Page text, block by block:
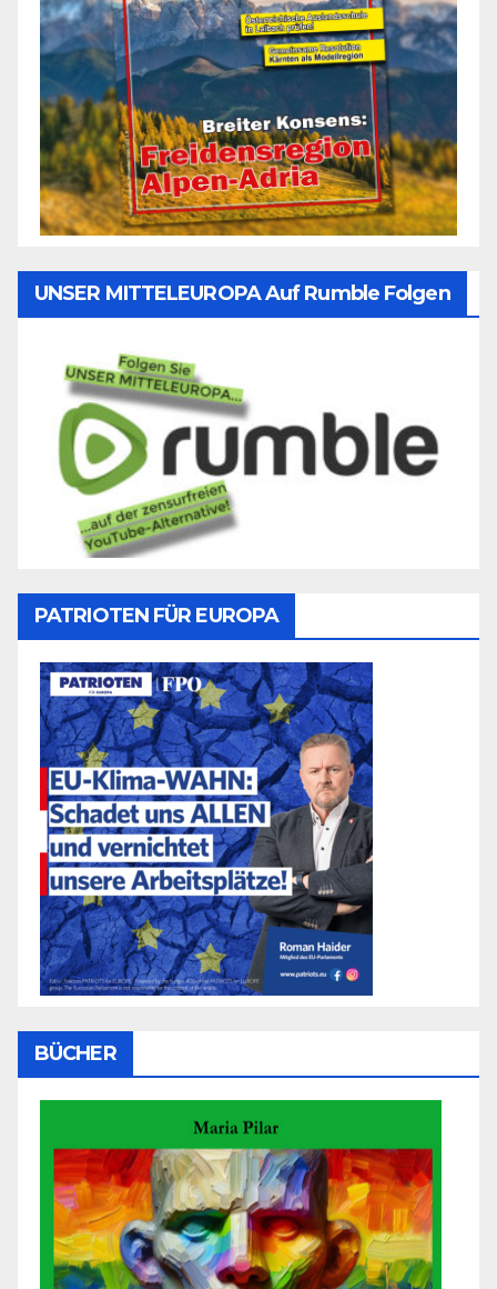
UNSER MITTELEUROPA Auf Rumble Folgen
PATRIOTEN FÜR EUROPA
BÜCHER